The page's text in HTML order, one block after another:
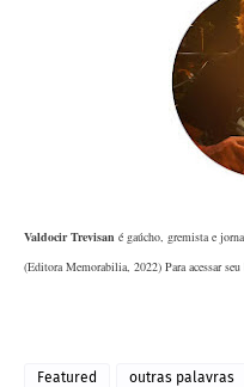
Valdocir Trevisan é gaúcho, gremista e
(Editora Memorabilia, 2022) Para acessar
Featured outras palavras